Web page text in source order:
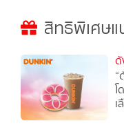
สิทธิพิเศษแ
โ